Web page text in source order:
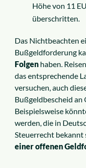
Höhe von 11
überschritten.
Das Nichtbeachten
Bußgeldforderung
Folgen haben.
das entsprechende
versuchen, auch
Bußgeldbescheid an
Beispielsweise
werden, die in
Steuerrecht bekannt
einer offenen